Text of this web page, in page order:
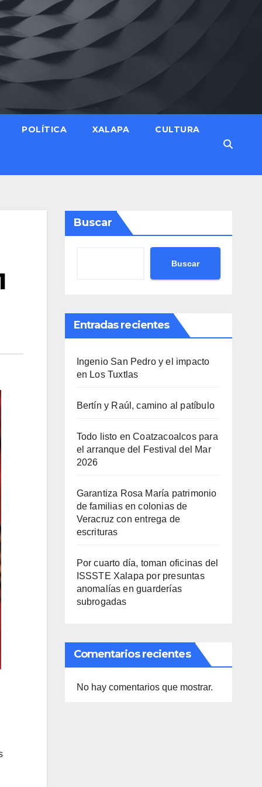
POLÍTICA XALAPA CULTURA
Buscar
Buscar
Entradas recientes
Ingenio San Pedro y el impacto
en Los Tuxtlas
Bertín y Raúl, camino al patíbulo
Todo listo en Coatzacoalcos para
el arranque del Festival del Mar
2026
Garantiza Rosa María patrimonio
de familias en colonias de
Veracruz con entrega de
escrituras
Por cuarto día, toman oficinas del
ISSSTE Xalapa por presuntas
anomalías en guarderías
subrogadas
Comentarios recientes
No hay comentarios que mostrar.